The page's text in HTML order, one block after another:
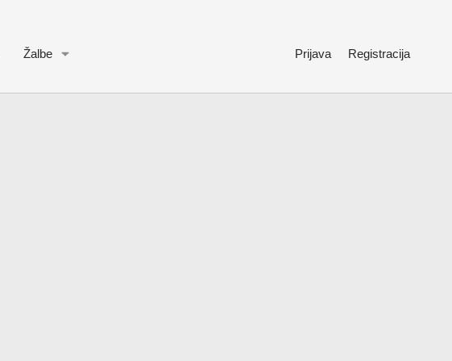
Žalbe Prijava Registracija